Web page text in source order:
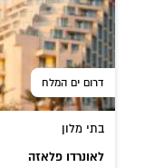
דרום ים המלח
בתי מלון
לאונרדו פלאזה